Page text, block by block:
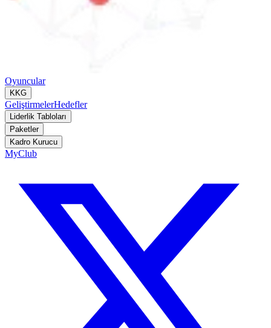
Oyuncular
KKG
GeliştirmelerHedefler
Liderlik Tabloları
Paketler
Kadro Kurucu
MyClub